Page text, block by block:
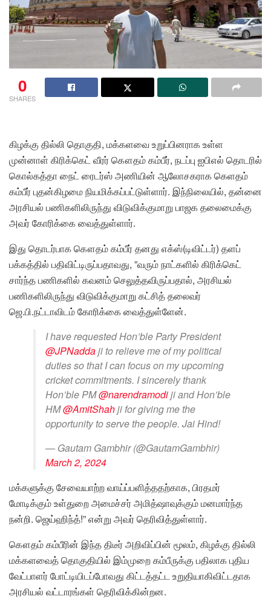
0
SHARES
கிழக்கு தில்லி தொகுதி, மக்களவை உறுப்பினராக உள்ள
முன்னாள் கிரிக்கெட் வீரர் கௌதம் கம்பீர், நடப்பு ஐபிஎல் தொடரில்
கொல்கத்தா நைட் ரைடர்ஸ் அணியின் ஆலோசகராக கெளதம்
கம்பீர் புதன்கிழமை நியமிக்கப்பட்டுள்ளார். இந்நிலையில், தன்னை
அரசியல் பணிகளிலிருந்து விடுவிக்குமாறு பாஜக தலைமைக்கு
அவர் கோரிக்கை வைத்துள்ளார்.
இது தொடர்பாக கௌதம் கம்பீர் தனது எக்ஸ்(டிவிட்டர்) தளப்
பக்கத்தில் பதிவிட்டிருப்பதாவது, ”வரும் நாட்களில் கிரிக்கெட்
சார்ந்த பணிகளில் கவனம் செலுத்தவிருப்பதால், அரசியல்
பணிகளிலிருந்து விடுவிக்குமாறு கட்சித் தலைவர்
ஜெ.பி.நட்டாவிடம் கோரிக்கை வைத்துள்ளேன்.
I have requested Hon’ble Party President
@JPNaddaji to relieve me of my political
duties so that I can focus on my upcoming
cricket commitments. I sincerely thank
Hon’ble PM@narendramodiji and Hon’ble
HM@AmitShahji for giving me the
opportunity to serve the people. Jai Hind!
— Gautam Gambhir (@GautamGambhir)
March 2, 2024
மக்களுக்கு சேவையாற்ற வாய்ப்பளித்ததற்காக, பிரதமர்
மோடிக்கும் உள்துறை அமைச்சர் அமித்ஷாவுக்கும் மனமார்ந்த
நன்றி. ஜெய்ஹிந்த்!” என்று அவர் தெரிவித்துள்ளார்.
கௌதம் கம்பீரின் இந்த திடீர் அறிவிப்பின் மூலம், கிழக்கு தில்லி
மக்களவைத் தொகுதியில் இம்முறை கம்பீருக்கு பதிலாக புதிய
வேட்பாளர் போட்டியிடப்போவது கிட்டத்தட்ட உறுதியாகிவிட்டதாக
அரசியல் வட்டாரங்கள் தெரிவிக்கின்றன.